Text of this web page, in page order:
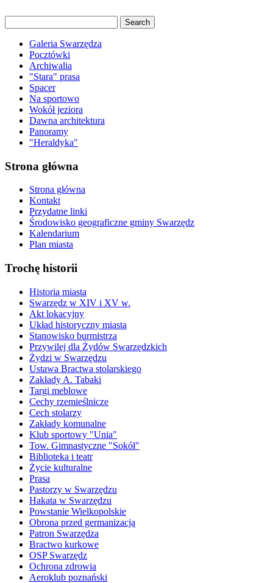
Galeria Swarzędza
Pocztówki
Archiwalia
"Stara" prasa
Spacer
Na sportowo
Wokół jeziora
Dawna architektura
Panoramy
"Heraldyka"
Strona główna
Strona główna
Kontakt
Przydatne linki
Środowisko geograficzne gminy Swarzędz
Kalendarium
Plan miasta
Trochę historii
Historia miasta
Swarzędz w XIV i XV w.
Akt lokacyjny
Układ historyczny miasta
Stanowisko burmistrza
Przywilej dla Żydów Swarzędzkich
Żydzi w Swarzędzu
Ustawa Bractwa stolarskiego
Zakłady A. Tabaki
Targi meblowe
Cechy rzemieślnicze
Cech stolarzy
Zakłady komunalne
Klub sportowy "Unia"
Tow. Gimnastyczne "Sokół"
Biblioteka i teatr
Życie kulturalne
Prasa
Pastorzy w Swarzędzu
Hakata w Swarzędzu
Powstanie Wielkopolskie
Obrona przed germanizacją
Patron Swarzędza
Bractwo kurkowe
OSP Swarzędz
Ochrona zdrowia
Aeroklub poznański